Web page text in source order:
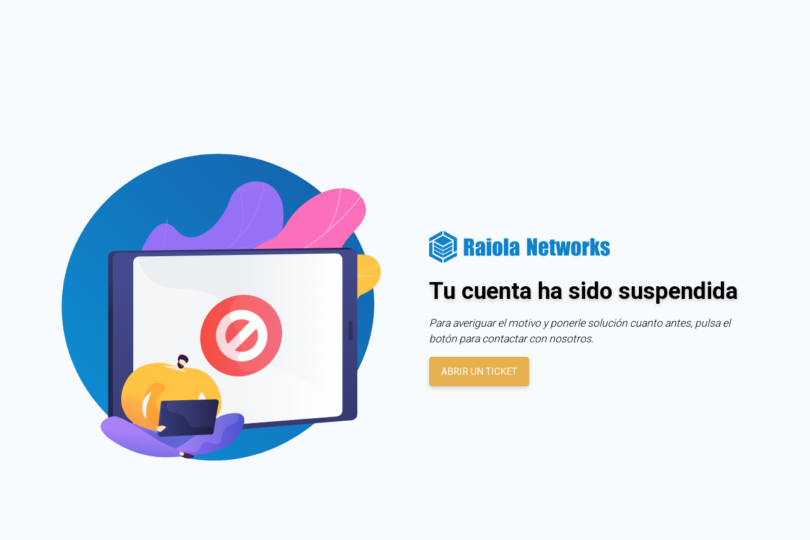
Tu cuenta ha sido suspendida
Para averiguar el motivo y ponerle solución cuanto antes, pulsa el
botón para contactar con nosotros.
ABRIR UN TICKET